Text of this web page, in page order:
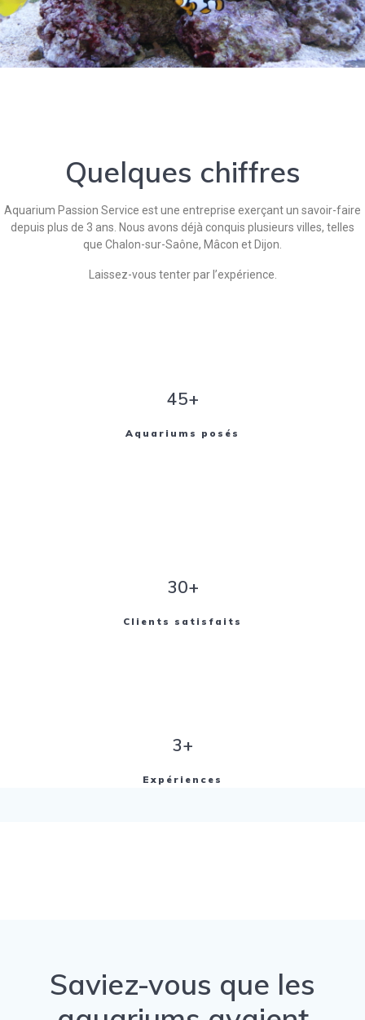
Quelques chiffres
Aquarium Passion Service est une entreprise exerçant un savoir-faire
depuis plus de 3 ans. Nous avons déjà conquis plusieurs villes, telles
que Chalon-sur-Saône, Mâcon et Dijon.
Laissez-vous tenter par l’expérience.
45+
Aquariums posés
30+
Clients satisfaits
3+
Expériences
Saviez-vous que les